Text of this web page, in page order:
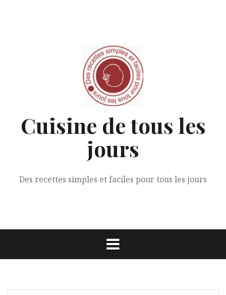
Cuisine de tous les
jours
Des recettes simples et faciles pour tous les jours